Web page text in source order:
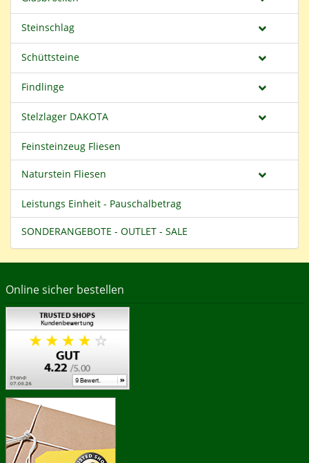
Steinschlag
Schüttsteine
Findlinge
Stelzlager DAKOTA
Feinsteinzeug Fliesen
Naturstein Fliesen
Leistungs Einheit - Pauschalbetrag
SONDERANGEBOTE - OUTLET - SALE
Online sicher bestellen